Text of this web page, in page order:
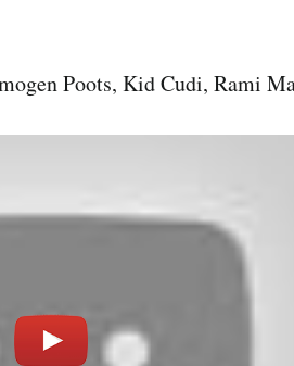
Poots, Kid Cudi, Rami